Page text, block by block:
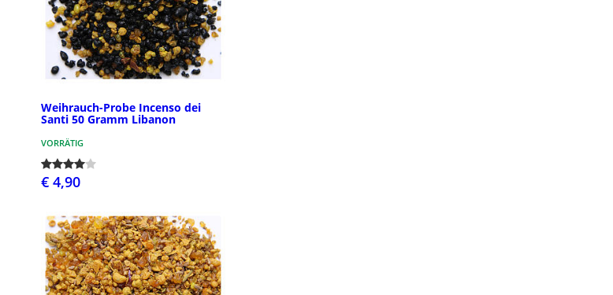
Weihrauch-Probe Incenso dei
Santi 50 Gramm Libanon
VORRÄTIG
€ 4,90